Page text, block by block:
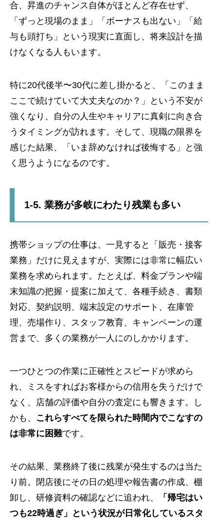
合、昇進のチャンス自体がほとんど存在せず、
「ずっと現場のまま」「ボーナスも出ない」「給
与も頭打ち」という現実に直面し、将来設計を描
けなくなる人もいます。
特に20代後半〜30代に差し掛かると、「このまま
ここで続けていて大丈夫なのか？」という不安が
強くなり、自分の人生やキャリアに真剣に向き合
うタイミングが訪れます。そして、現職の限界を
感じた結果、「いま辞めなければ後悔する」と強
く思うようになるのです。
1-5. 業務が多岐にわたり残業も多い
携帯ショップの仕事は、一見すると「販売・接客
業務」だけに見えますが、実際には非常に幅広い
業務を求められます。たとえば、料金プランや端
末知識の把握・提案に加えて、各種手続き、書類
対応、契約説明、端末設定のサポート、在庫管
理、売場作り、スタッフ教育、キャンペーンの運
営まで、多くの業務が一人にのしかかります。
一つひとつの作業に正確性とスピードが求めら
れ、ミスをすればお客様からの信用を失うだけで
なく、店舗の評価や自分の査定にも響きます。し
かも、 これらすべてを限られた時間内でこなすの
は非常に困難です。
その結果、業務終了後に残業が発生するのは当た
り前。閉店後にその日の処理や報告書の作成、棚
卸し、研修資料の確認などに追われ、
「帰宅はい
つも22時過ぎ」という状況が日常化しているスタ